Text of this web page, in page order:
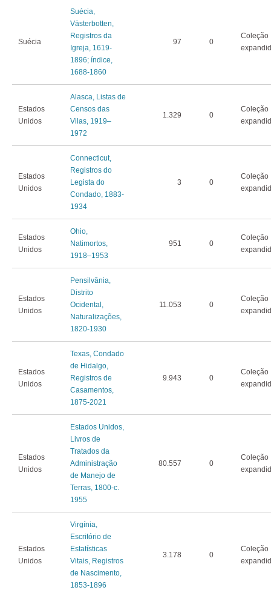
Suécia
Suécia,
Västerbotten,
Registros da
Igreja, 1619-
1896; índice,
1688-1860
97 0
Coleção
Estados
Unidos
Alasca, Listas de
Censos das
Vilas, 1919–
1972
1.329 0
Coleção
Estados
Unidos
Connecticut,
Registros do
Legista do
Condado, 1883-
1934
3 0
Coleção
Estados
Unidos
Ohio,
Natimortos,
1918–1953
951 0
Coleção
Estados
Unidos
Pensilvânia,
Distrito
Ocidental,
Naturalizações,
1820-1930
11.053 0
Coleção
Estados
Unidos
Texas, Condado
de Hidalgo,
Registros de
Casamentos,
1875-2021
9.943 0
Coleção
Estados
Unidos
Estados Unidos,
Livros de
Tratados da
Administração
de Manejo de
Terras, 1800-c.
1955
80.557 0
Coleção
Estados
Unidos
Virgínia,
Escritório de
Estatísticas
Vitais, Registros
de Nascimento,
1853-1896
3.178 0
Coleção